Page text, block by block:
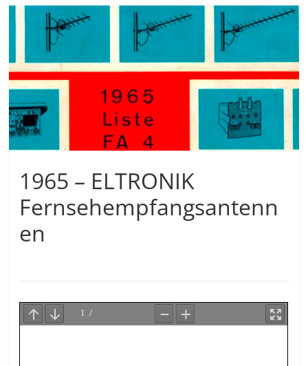
1965 – ELTRONIK
Fernsehempfangsantenn
en